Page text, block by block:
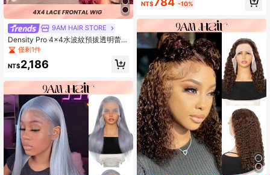
9AM HAIR STORE
Density Pro 4x4水波紋預拔透明蕾絲
前綁定人髮假髮,200%密度,99j前置綁
定假髮,酒紅色女性假髮
僅剩1件
NT$2,186
发自然发际线 1B/99J
NT$ -10%